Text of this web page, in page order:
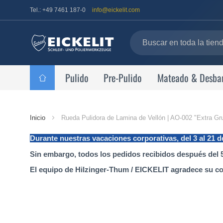
Tel.: +49 7461 187-0 info@eickelit.com
inicio
Pulido Pre-Pulido Mateado &
Inicio Rueda Pulidora de Lamina de Vellón | AO-002 "Extra
Durante nuestras vacaciones corporativas, del 3 al 21
Sin embargo, todos los pedidos recibidos después del
El equipo de Hilzinger-Thum / EICKELIT agradece su